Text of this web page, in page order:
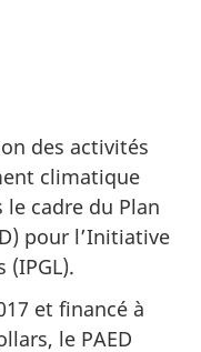
des activités
climatique
le cadre du Plan
pour l’Initiative
(IPGL).
et financé à
le PAED